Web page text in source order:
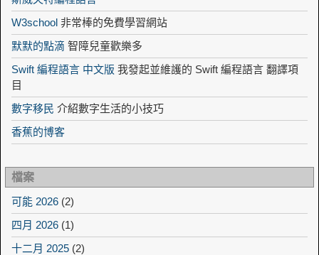
W3school 非常棒的免費學習網站
默默的點滴 智障兒童歡樂多
Swift 編程語言 中文版 我發起並維護的 Swift 編程語言 翻譯項
目
數字移民 介紹數字生活的小技巧
香蕉的博客
檔案
可能 2026 (2)
四月 2026 (1)
十二月 2025 (2)